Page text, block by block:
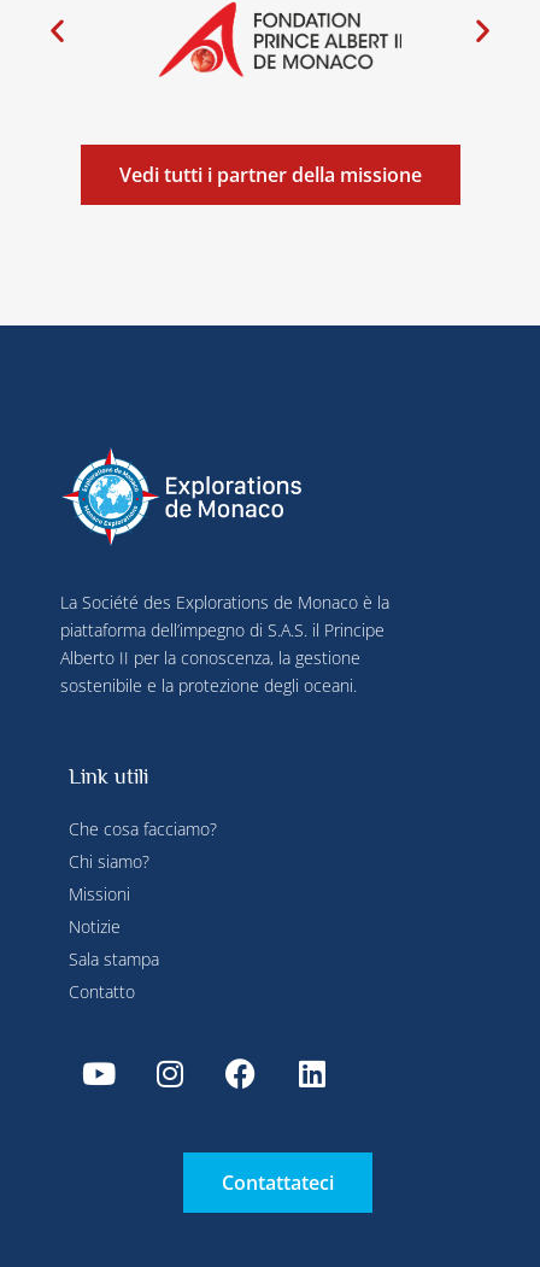
Vedi tutti i partner della missione
La Société des Explorations de Monaco è la
piattaforma dell’impegno di S.A.S. il Principe
Alberto II per la conoscenza, la gestione
sostenibile e la protezione degli oceani.
Link utili
Che cosa facciamo?
Chi siamo?
Missioni
Notizie
Sala stampa
Contatto
Contattateci